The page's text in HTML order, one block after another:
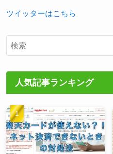
ツイッターはこちら
人気記事ランキング